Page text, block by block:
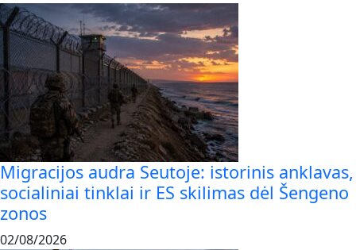
Migracijos audra Seutoje: istorinis anklavas,
socialiniai tinklai ir ES skilimas dėl Šengeno
zonos
02/08/2026